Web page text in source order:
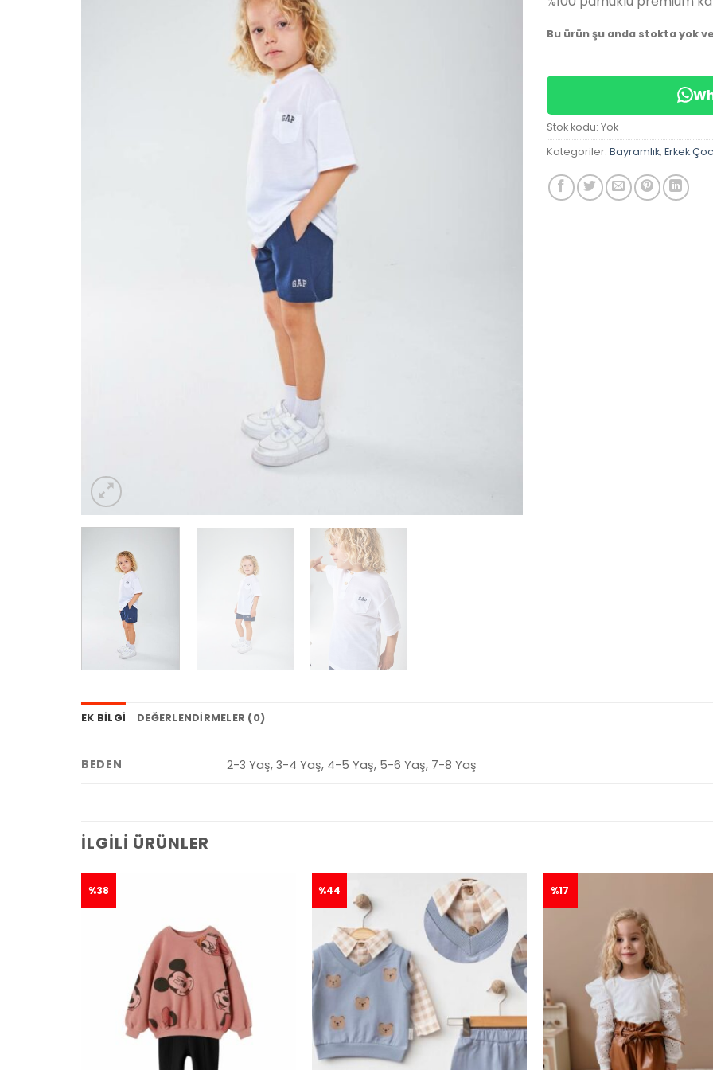
Bu ürün şu anda stokta yok
Stok kodu: Yok
Kategoriler: Bayramlık, Erkek
EK BILGI DEĞERLENDIRMELER (0)
BEDEN 2-3 Yaş, 3-4 Yaş, 4-5 Yaş, 5-6 Yaş, 7-8 Yaş
İLGILI ÜRÜNLER
%38 %44 %17